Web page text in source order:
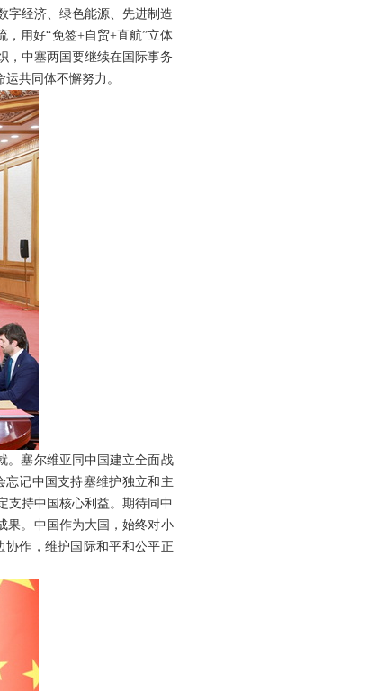
字经济、绿色能源、先进制造
，用好“免签+自贸+直航”立体
，中塞两国要继续在国际事务
共同体不懈努力。
。塞尔维亚同中国建立全面战
记中国支持塞维护独立和主
支持中国核心利益。期待同中
果。中国作为大国，始终对小
协作，维护国际和平和公平正